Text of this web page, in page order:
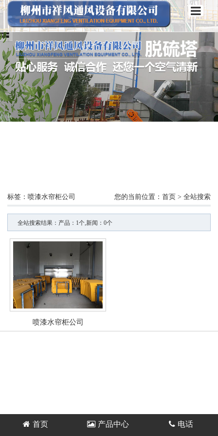
标签：喷漆水帘柜公司 您的当前位置： 首页 > 全站搜索
全站搜索结果：产品：1个,新闻：0个
喷漆水帘柜公司
首页 产品中心 电话